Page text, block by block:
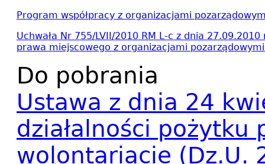
Program współpracy z organizacjami
Uchwała Nr 755/LVII/2010 RM L-c z dnia
prawa miejscowego z organizacjami
Do pobrania
Ustawa z dnia 24
działalności pożytku
wolontariacie (Dz.U.